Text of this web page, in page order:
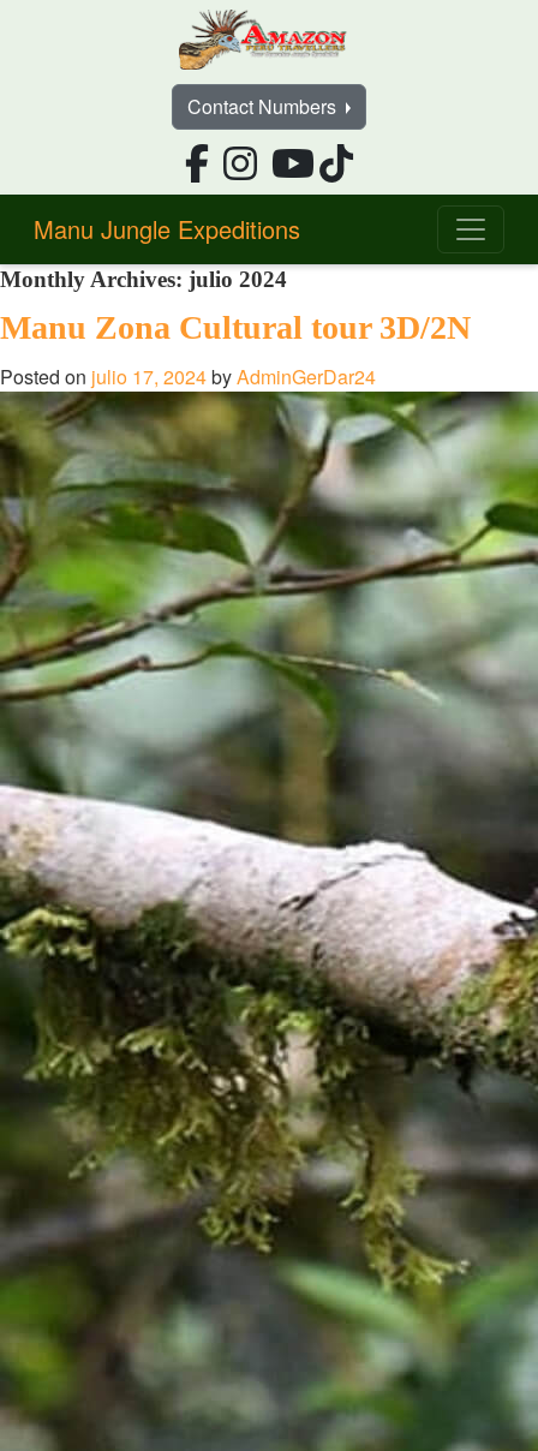
Contact Numbers
Manu Jungle Expeditions
Monthly Archives: julio 2024
Manu Zona Cultural tour 3D/2N
Posted on julio 17, 2024byAdminGerDar24